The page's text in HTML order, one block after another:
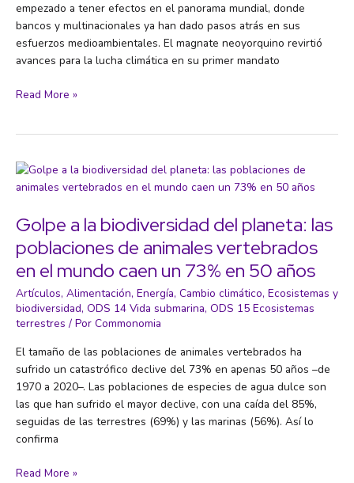
empezado a tener efectos en el panorama mundial, donde
bancos y multinacionales ya han dado pasos atrás en sus
esfuerzos medioambientales. El magnate neoyorquino revirtió
avances para la lucha climática en su primer mandato
El
golpea
los
climáticos
Read More »
Golpe a la biodiversidad del planeta: las
poblaciones de animales vertebrados
en el mundo caen un 73% en 50 años
Artículos, Alimentación, Energía, Cambio climático, Ecosistemas y
biodiversidad, ODS 14 Vida submarina, ODS 15 Ecosistemas
terrestres / Por Commonomia
El tamaño de las poblaciones de animales vertebrados ha
sufrido un catastrófico declive del 73% en apenas 50 años –de
1970 a 2020–. Las poblaciones de especies de agua dulce son
las que han sufrido el mayor declive, con una caída del 85%,
seguidas de las terrestres (69%) y las marinas (56%). Así lo
confirma
Golpe
Read More »